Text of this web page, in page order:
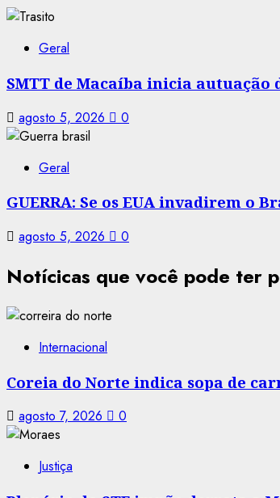
Geral
SMTT de Macaíba inicia
agosto 5, 2026 0
Geral
GUERRA: Se os EUA invadirem o
agosto 5, 2026 0
Notícicas que você pode ter
Internacional
Coreia do Norte indica sopa de
agosto 7, 2026 0
Justiça